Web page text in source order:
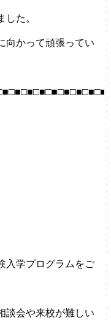
した。
向かって頑張ってい
入学プログラムをご
談会や来校が難しい